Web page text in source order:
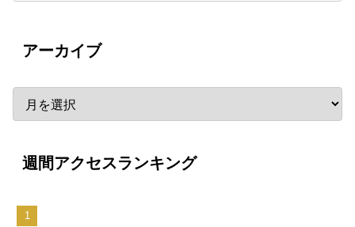
アーカイブ
週間アクセスランキング